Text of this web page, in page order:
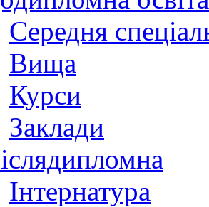
Середня
Вища
Курси
Заклади
Інтернатура